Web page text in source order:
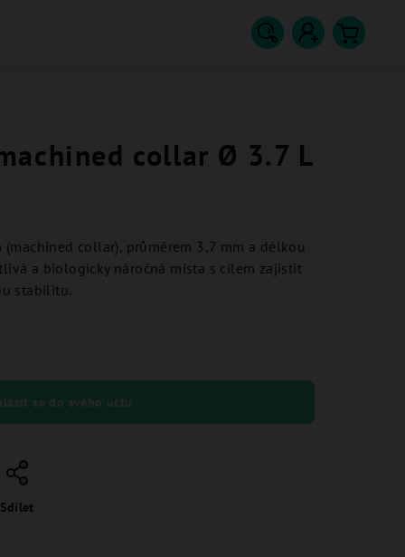
collar Ø 3.7 L
collar), průměrem 3,7 mm a délkou
a biologicky náročná místa s cílem zajistit
stabilitu.
se do svého účtu
Sdílet